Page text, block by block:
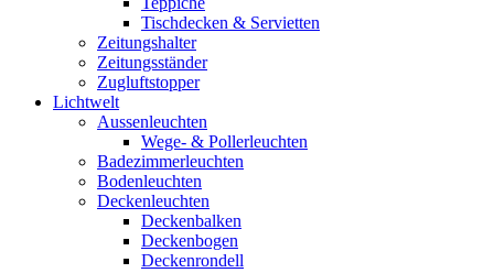
Tischdecken & Servietten
Zeitungshalter
Zeitungsständer
Zugluftstopper
Lichtwelt
Aussenleuchten
Wege- & Pollerleuchten
Badezimmerleuchten
Bodenleuchten
Deckenleuchten
Deckenbalken
Deckenbogen
Deckenrondell